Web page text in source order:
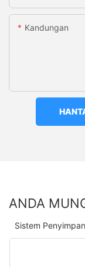
Kandungan
ANDA
Sistem